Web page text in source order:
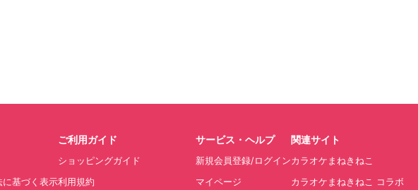
に基づく表示
ご利用ガイド
ショッピングガイド
利用規約
サービス・ヘルプ
新規会員登録/ログイン
マイページ
関連サイト
カラオケまねきねこ
カラオケまねきねこ コラボ